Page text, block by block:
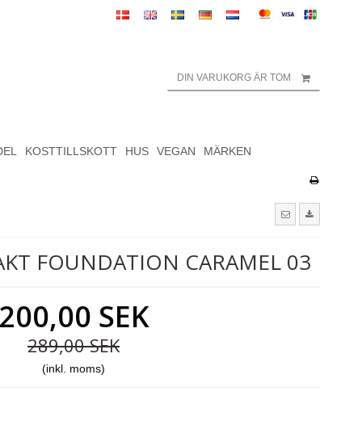
DIN VARUKORG ÄR TOM
KOSTTILLSKOTT HUS VEGAN MÄRKEN
FOUNDATION CARAMEL 03
200,00 SEK
289,00 SEK
(inkl. moms)